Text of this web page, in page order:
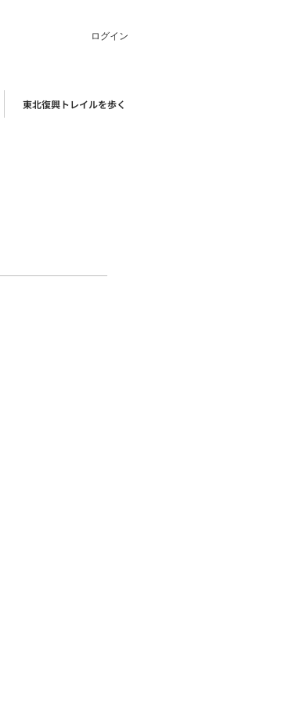
ログイン
東北復興トレイルを歩く